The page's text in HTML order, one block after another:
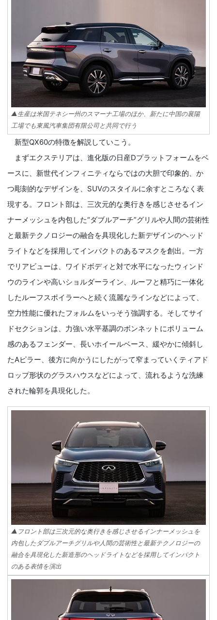
▲生産は米国テネシー州のスマーナ工場のほか、新たに中国の襄陽
工場でも東風汽車集団有限公司と共同で行う
新型QX60の特徴を解説していこう。
まずエクステリアは、進化版の日産Dプラットフォームをベ
ースに、新世代インフィニティならではの大胆で印象的、か
つ彫刻的なデザインを、SUVのスタイルに余すところなく表
現する。フロント部は、三次元的な奥行きを感じさせるイン
ナーメッシュを内包した“ダブルアーチ”グリルや人間の芸術性
と最新テクノロジーの融合を具現化した新デザインのヘッド
ライトなどを採用してインパクトのあるマスクを創出。一方
でリアビューは、ワイドボディと対で水平になったウィンド
ウのラインや高いショルダーライン、ルーフと精巧に一体化
したルーフスポイラーへと続く流麗なラインなどによって、
空力性能に優れたフォルムをいっそう強調する。そしてサイ
ドセクションは、力強い水平基調のボンネットにボリューム
感のあるフェンダー、長いホイールベース、緩やかに傾斜し
たAピラー、後方に向かうにしたがって窄まっていくティアド
ロップ形状のグラスハウスなどによって、流れるような洗練
された輪郭を具現化した。
▲フロント部は三次元的な奥行きを感じさせるインナーメッシュを
内包したダブルアーチグリルや人間の芸術性と最新テクノロジーの
融合を具現化した新造形のヘッドライトなどを採用してインパクト
のある表情を演出